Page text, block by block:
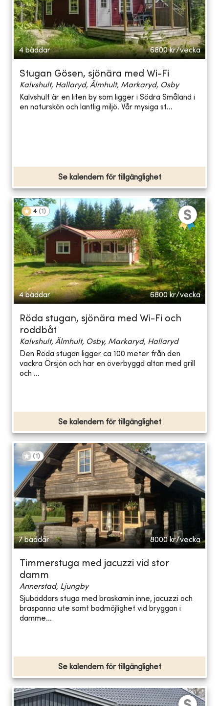
4 bäddar 6800 kr/vecka
Stugan Gösen, sjönära med Wi-Fi
Kalvshult, Hallaryd, Älmhult, Markaryd, Osby
Kalvshult är en liten by som ligger i Södra Småland i
en naturskön och lantlig miljö. Vår mysiga st...
Se kalendern för tillgänglighet
4 (1 )
4 bäddar 6800 kr/vecka
Röda stugan, sjönära med Wi-Fi och
roddbåt
Kalvshult, Älmhult, Osby, Markaryd, Hallaryd
Den Röda stugan ligger ca 100 meter från den
vackra Örsjön och har en överbyggd altan med grill
och ...
Se kalendern för tillgänglighet
(1 )
7 bäddar 8000 kr/vecka
Timmerstuga med jacuzzi vid stor
damm
Annerstad, Ljungby
Sjubäddars stuga med braskamin inne, jacuzzi och
braspanna ute samt badmöjlighet vid bryggan i
damme...
Se kalendern för tillgänglighet